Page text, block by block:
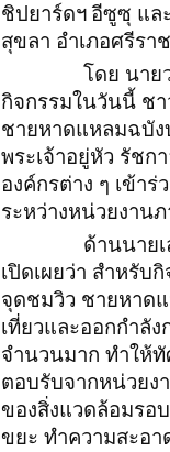
ชิปยาร์ดฯ อีซูซุ แล
สุขลา อำเภอศรีรา
โดย นายวรา ถ
กิจกรรมในวันนี้ ช
ชายหาดแหลมฉบัง
พระเจ้าอยู่หัว รัชก
องค์กรต่าง ๆ เข้า
ระหว่างหน่วยงาน
ด้านนายเลอเลิ
เปิดเผยว่า สำหรับ
จุดชมวิว ชายหาดแ
เที่ยวและออกกำลั
จำนวนมาก ทำให้
ตอบรับจากหน่วยง
ของสิ่งแวดล้อมรอ
ขยะ ทำความสะอา